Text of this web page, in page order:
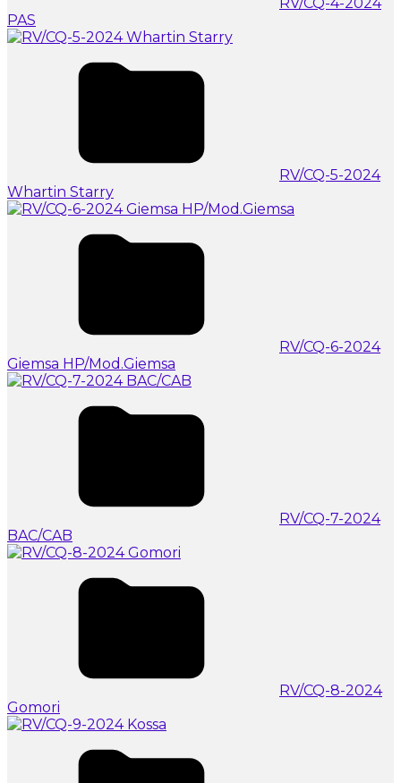
PAS
RV/CQ-5-2024
Whartin Starry
RV/CQ-6-2024
Giemsa HP/Mod.Giemsa
RV/CQ-7-2024
BAC/CAB
RV/CQ-8-2024
Gomori